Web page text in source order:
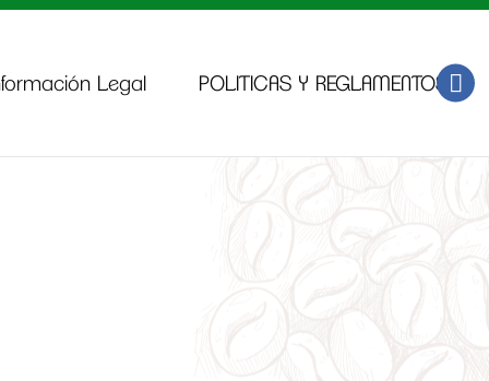
Legal POLITICAS Y REGLAMENTOS